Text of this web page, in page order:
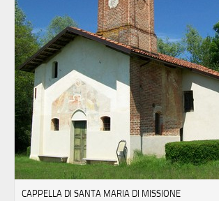
CAPPELLA DI SANTA MARIA DI MISSIONE